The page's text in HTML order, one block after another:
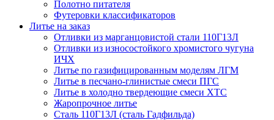
Полотно питателя
Футеровки классификаторов
Литье на заказ
Отливки из марганцовистой стали 110Г13Л
Отливки из износостойкого хромистого чугуна
ИЧХ
Литье по газифицированным моделям ЛГМ
Литье в песчано-глинистые смеси ПГС
Литье в холодно твердеющие смеси ХТС
Жаропрочное литье
Сталь 110Г13Л (сталь Гадфильда)